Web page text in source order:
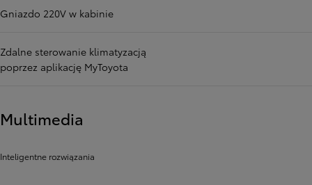
Gniazdo 220V w kabinie
Zdalne sterowanie klimatyzacją
poprzez aplikację MyToyota
Multimedia
Inteligentne rozwiązania